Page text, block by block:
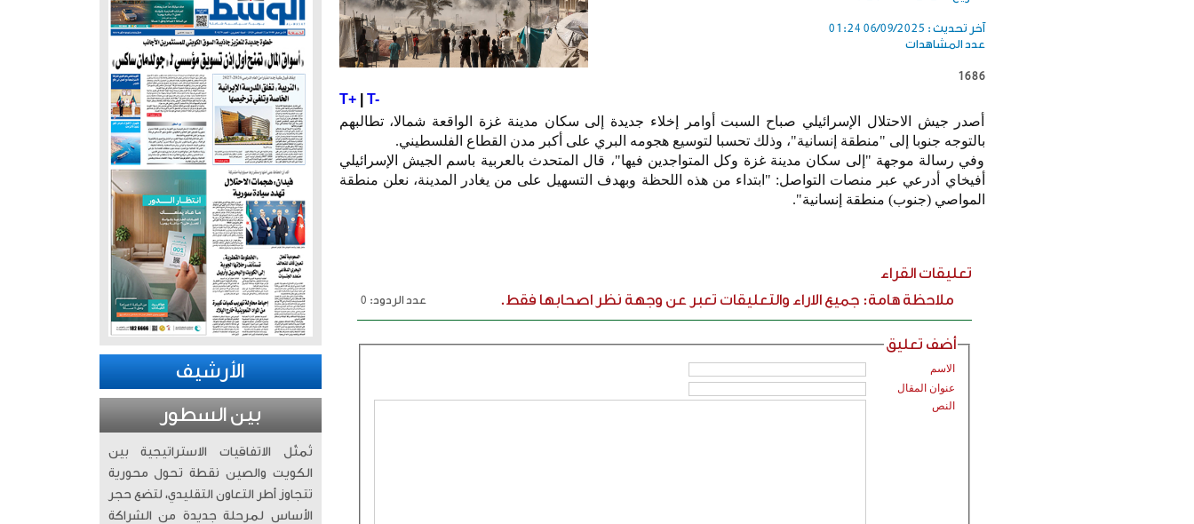
آخر تحديث : 06/09/2025 01:24
عدد المشاهدات
1686
T+| T-
أصدر جيش الاحتلال الإسرائيلي صباح السبت أوامر إخلاء جديدة إلى سكان مدينة غزة الواقعة شمالا، تطالبهم
بالتوجه جنوبا إلى "منطقة إنسانية"، وذلك تحسبا لتوسيع هجومه البري على أكبر مدن القطاع الفلسطيني.
وفي رسالة موجهة "إلى سكان مدينة غزة وكل المتواجدين فيها"، قال المتحدث بالعربية باسم الجيش الإسرائيلي
أفيخاي أدرعي عبر منصات التواصل: "ابتداء من هذه اللحظة وبهدف التسهيل على من يغادر المدينة، نعلن منطقة
المواصي (جنوب) منطقة إنسانية".
تعليقات القراء
ملاحظة هامة: جميع الاراء والتعليقات تعبر عن وجهة نظر اصحابها فقط.
عدد الردود: 0
أضف تعليق
الاسم
عنوان المقال
النص
الأرشيف
بين السطور
تُمثّل الاتفاقيات الاستراتيجية بين
الكويت والصين نقطة تحول محورية
تتجاوز أطر التعاون التقليدي، لتضع حجر
الأساس لمرحلة جديدة من الشراكة